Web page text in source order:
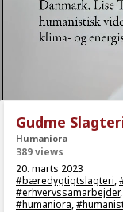
Gudme
Humaniora
389 views
20. marts 2023
#bæredygtigtslagteri,
#erhvervssamarbejder,
#humaniora,